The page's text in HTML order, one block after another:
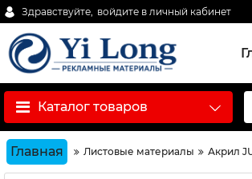
Здравствуйте, войдите в личный кабинет
Каталог товаров
Главная Листовые материалы Акрил